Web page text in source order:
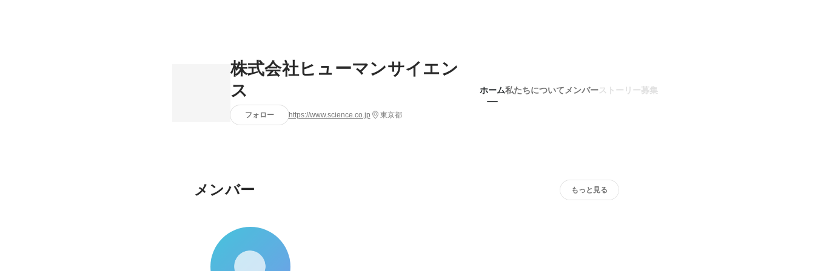
株式会社ヒューマンサイエン
ス
フォロー https://www.science.co.jp 東京都
ホーム私たちについて メンバーストーリー募集
メンバー もっと見る